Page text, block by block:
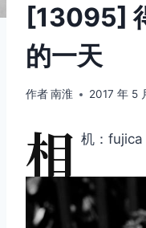
[13095]
的一天
作者南淮 2017 年 5
相 机：fujica